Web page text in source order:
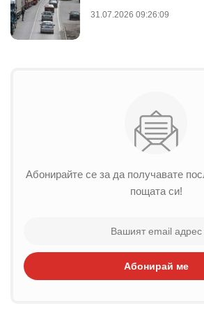
31.07.2026 09:26:09
Абонирайте се за да получавате
пощата си!
Абонирай ме